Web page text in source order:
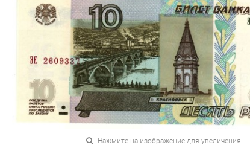
Нажмите на изображение для увеличения